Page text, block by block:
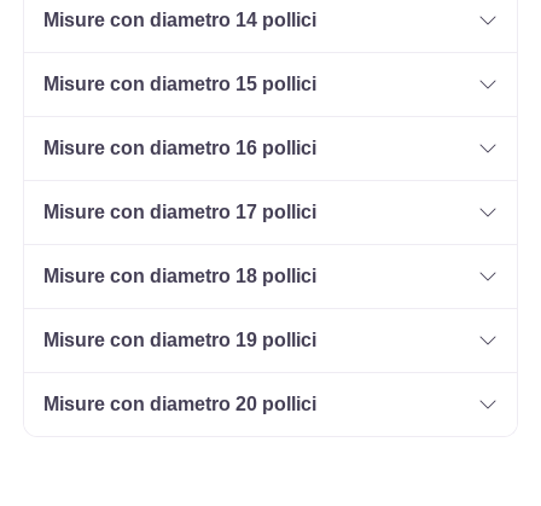
Misure con diametro 14 pollici
Misure con diametro 15 pollici
Misure con diametro 16 pollici
Misure con diametro 17 pollici
Misure con diametro 18 pollici
Misure con diametro 19 pollici
Misure con diametro 20 pollici